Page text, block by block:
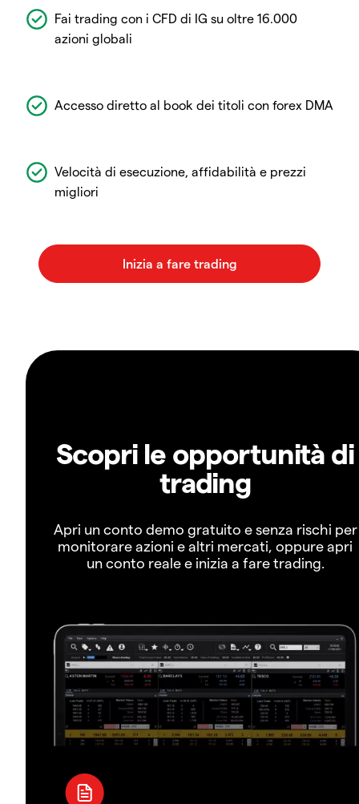
Fai trading con i CFD di IG su oltre 16.000
azioni globali
Accesso diretto al book dei titoli con forex DMA
Velocità di esecuzione, affidabilità e prezzi
migliori
Scopri le opportunità di
trading
Apri un conto demo gratuito e senza rischi per
monitorare azioni e altri mercati, oppure apri
un conto reale e inizia a fare trading.